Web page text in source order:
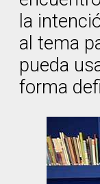
la
al tema
pueda
forma